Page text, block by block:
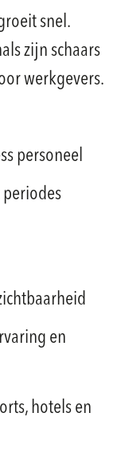
snel.
zijn schaars
werkgevers.
personeel
en
hotels en